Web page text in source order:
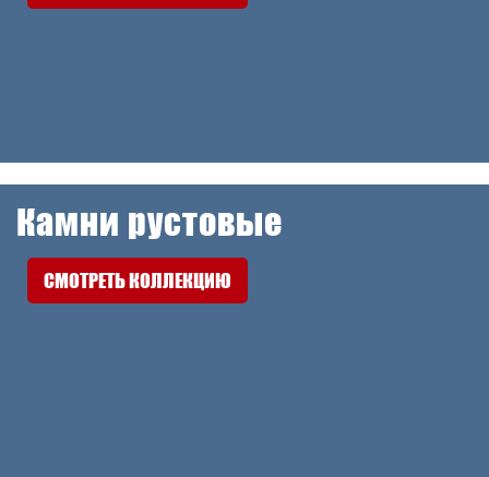
Камни рустовые
СМОТРЕТЬ КОЛЛЕКЦИЮ